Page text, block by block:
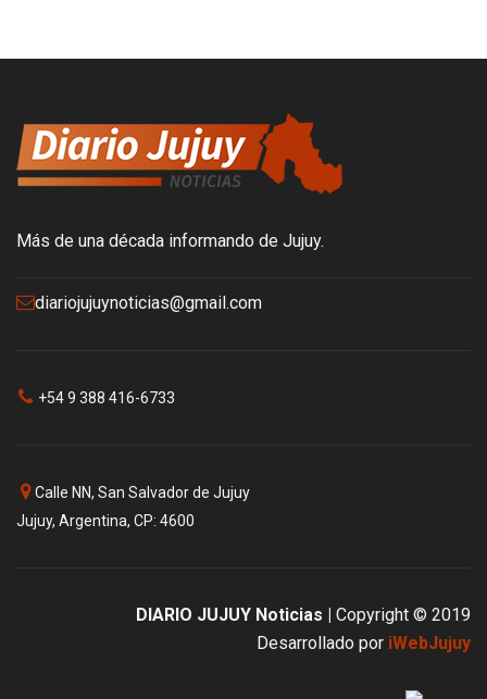
Más de una década informando de Jujuy.
diariojujuynoticias@gmail.com
+54 9 388 416-6733
Calle NN, San Salvador de Jujuy
Jujuy, Argentina, CP: 4600
DIARIO JUJUY Noticias | Copyright © 2019
Desarrollado por iWebJujuy